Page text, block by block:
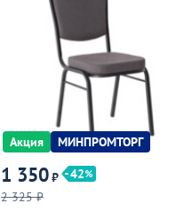
Акция МИНПРОМТОРГ
1 350₽
42
2 325 ₽